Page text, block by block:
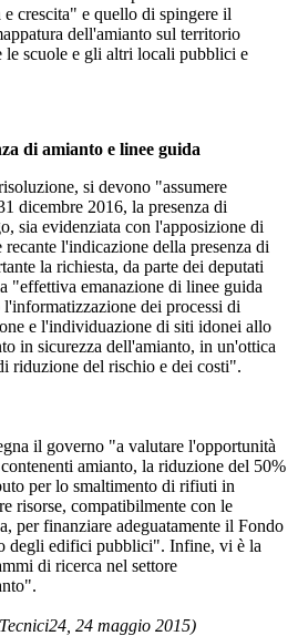
crescita" e quello di spingere il
dell'amianto sul territorio
le scuole e gli altri locali pubblici e
di amianto e linee guida
si devono "assumere
dicembre 2016, la presenza di
sia evidenziata con l'apposizione di
l'indicazione della presenza di
la richiesta, da parte dei deputati
"effettiva emanazione di linee guida
dei processi di
e l'individuazione di siti idonei allo
in sicurezza dell'amianto, in un'ottica
riduzione del rischio e dei costi".
il governo "a valutare l'opportunità
amianto, la riduzione del 50%
per lo smaltimento di rifiuti in
risorse, compatibilmente con le
per finanziare adeguatamente il Fondo
degli edifici pubblici". Infine, vi è la
di ricerca nel settore
24 maggio 2015)